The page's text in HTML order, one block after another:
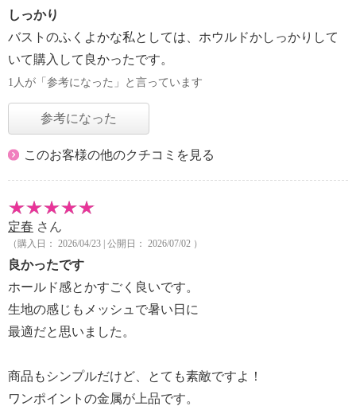
しっかり
バストのふくよかな私としては、ホウルドかしっかりして
いて購入して良かったです。
1人が「参考になった」と言っています
参考になった
このお客様の他のクチコミを見る
定春 さん
（購入日： 2026/04/23 | 公開日： 2026/07/02 ）
良かったです
ホールド感とかすごく良いです。
生地の感じもメッシュで暑い日に
最適だと思いました。
商品もシンプルだけど、とても素敵ですよ！
ワンポイントの金属が上品です。